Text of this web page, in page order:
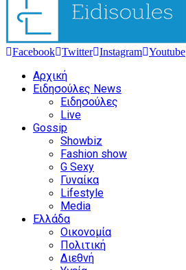
Facebook Twitter Instagram Youtube
Αρχική
Ειδησούλες News
Ειδησούλες
Live
Gossip
Showbiz
Fashion show
G Sexy
Γυναίκα
Lifestyle
Media
Ελλάδα
Οικονομία
Πολιτική
Διεθνή